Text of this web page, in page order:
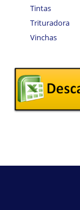
Tintas
Trituradora
Vinchas